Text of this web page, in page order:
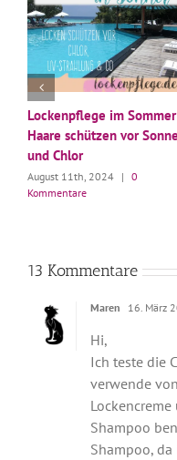
Lockenpflege im
Haare schützen vor Sonne
und Chlor
August 11th, 2024 | 0
Kommentare
13 Kommentare
Maren 16. März
Hi,
Ich teste die
verwende
Shampoo
Shampoo, da